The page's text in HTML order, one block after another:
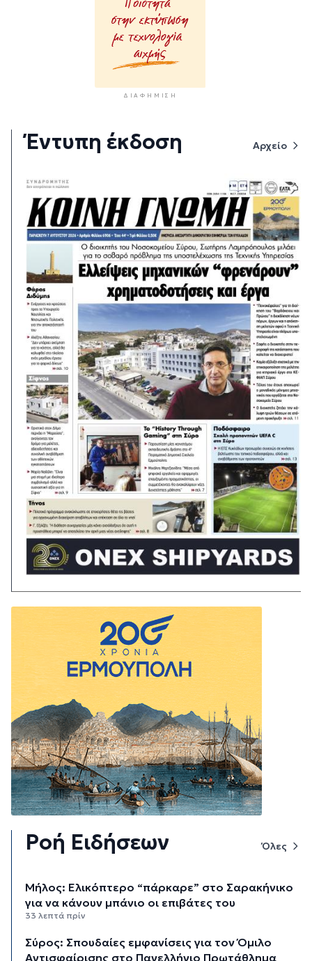
ΔΙΑΦΉΜΙΣΗ
Έντυπη έκδοση Αρχείο
Ροή Ειδήσεων Όλες
Μήλος: Ελικόπτερο “πάρκαρε” στο Σαρακήνικο
για να κάνουν μπάνιο οι επιβάτες του
33 λεπτά πρίν
Σύρος: Σπουδαίες εμφανίσεις για τον Όμιλο
Αντισφαίρισης στο Πανελλήνιο Πρωτάθλημα